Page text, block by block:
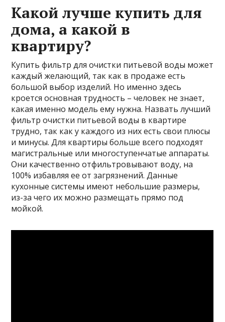
Какой лучше купить для
дома, а какой в
квартиру?
Купить фильтр для очистки питьевой воды может
каждый желающий, так как в продаже есть
большой выбор изделий. Но именно здесь
кроется основная трудность – человек не знает,
какая именно модель ему нужна. Назвать лучший
фильтр очистки питьевой воды в квартире
трудно, так как у каждого из них есть свои плюсы
и минусы. Для квартиры больше всего подходят
магистральные или многоступенчатые аппараты.
Они качественно отфильтровывают воду, на
100% избавляя ее от загрязнений. Данные
кухонные системы имеют небольшие размеры,
из-за чего их можно размещать прямо под
мойкой.